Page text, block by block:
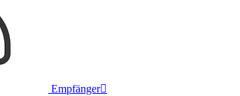
Empfänger